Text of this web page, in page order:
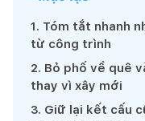
1. Tóm tắt nhanh
từ công trình
2. Bỏ phố về quê
thay vì xây mới
3. Giữ lại kết cấu